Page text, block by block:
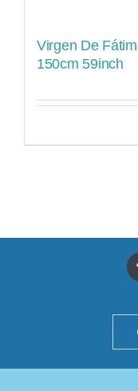
Virgen De
150cm 59inch